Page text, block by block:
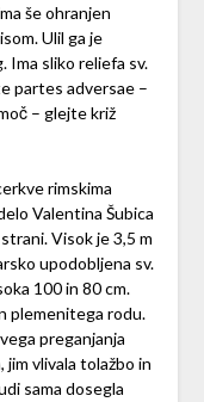
še ohranjen
Ulil ga je
Ima sliko reliefa sv.
partes adversae –
– glejte križ
rimskima
Valentina Šubica
Visok je 3,5 m
upodobljena sv.
100 in 80 cm.
plemenitega rodu.
preganjanja
vlivala tolažbo in
sama dosegla